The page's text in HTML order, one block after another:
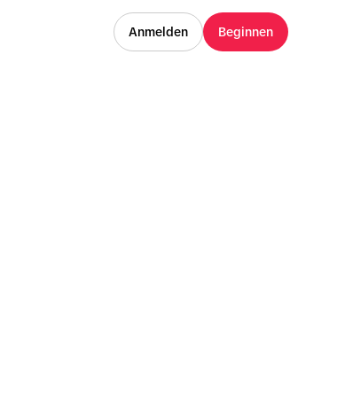
Anmelden Beginnen